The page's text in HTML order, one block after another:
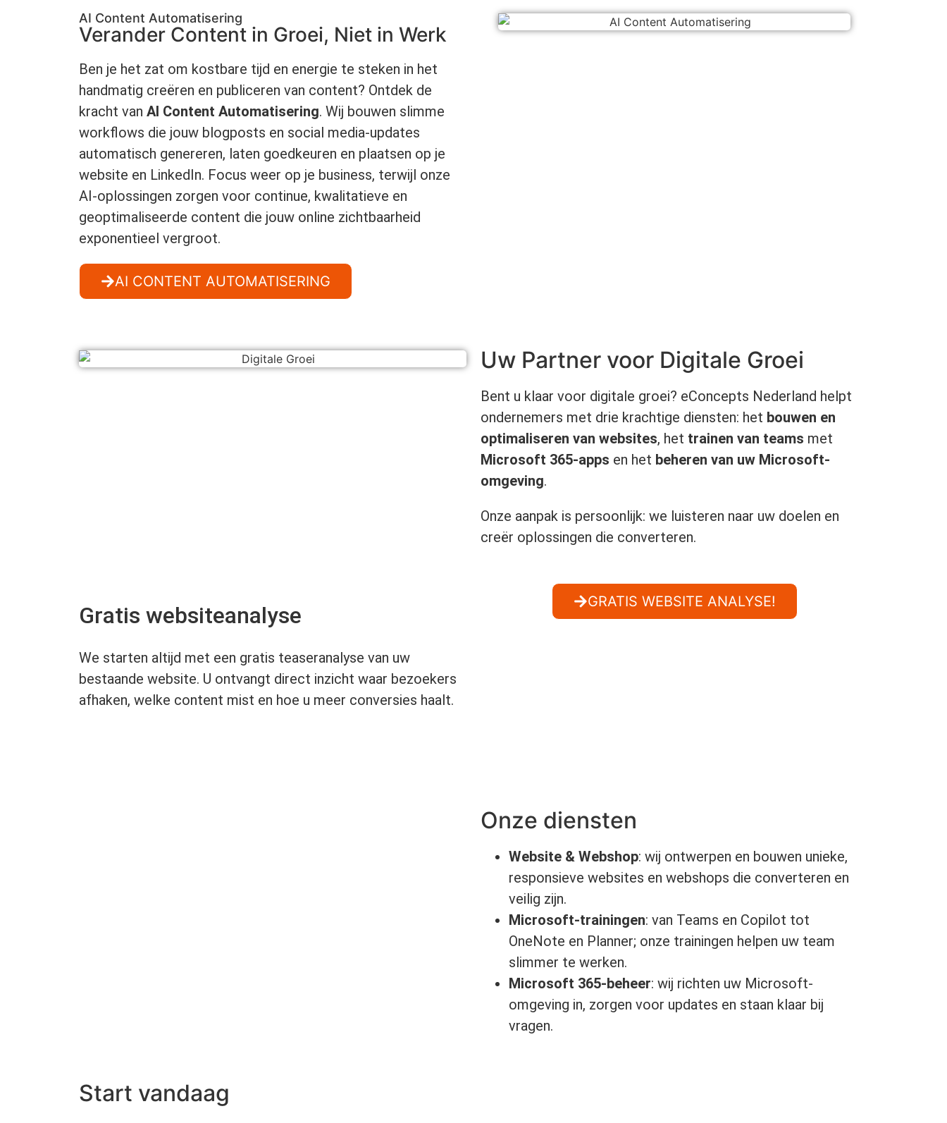
AI Content Automatisering
Verander Content in Groei, Niet in Werk
Ben je het zat om kostbare tijd en energie te steken in het
handmatig creëren en publiceren van content? Ontdek de
kracht van AI Content Automatisering. Wij bouwen slimme
workflows die jouw blogposts en social media-updates
automatisch genereren, laten goedkeuren en plaatsen op je
website en LinkedIn. Focus weer op je business, terwijl onze
AI-oplossingen zorgen voor continue, kwalitatieve en
geoptimaliseerde content die jouw online zichtbaarheid
exponentieel vergroot.
AI CONTENT AUTOMATISERING
Uw Partner voor Digitale Groei
Bent u klaar voor digitale groei? eConcepts Nederland helpt
ondernemers met drie krachtige diensten: het bouwen en
optimaliseren van websites, het trainen van teams met
Microsoft 365-apps en het beheren van uw Microsoft-
omgeving.
Onze aanpak is persoonlijk: we luisteren naar uw doelen en
creër oplossingen die converteren.
Gratis websiteanalyse
We starten altijd met een gratis teaseranalyse van uw
bestaande website. U ontvangt direct inzicht waar bezoekers
afhaken, welke content mist en hoe u meer conversies haalt.
GRATIS WEBSITE ANALYSE!
Onze diensten
Website & Webshop: wij ontwerpen en bouwen unieke,
responsieve websites en webshops die converteren en
veilig zijn.
Microsoft-trainingen: van Teams en Copilot tot
OneNote en Planner; onze trainingen helpen uw team
slimmer te werken.
Microsoft 365-beheer: wij richten uw Microsoft-
omgeving in, zorgen voor updates en staan klaar bij
vragen.
Start vandaag